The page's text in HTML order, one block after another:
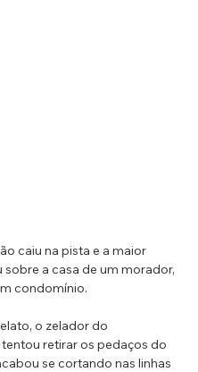
caiu na pista e a maior
a casa de um morador,
condomínio.
o zelador do
retirar os pedaços do
se cortando nas linhas